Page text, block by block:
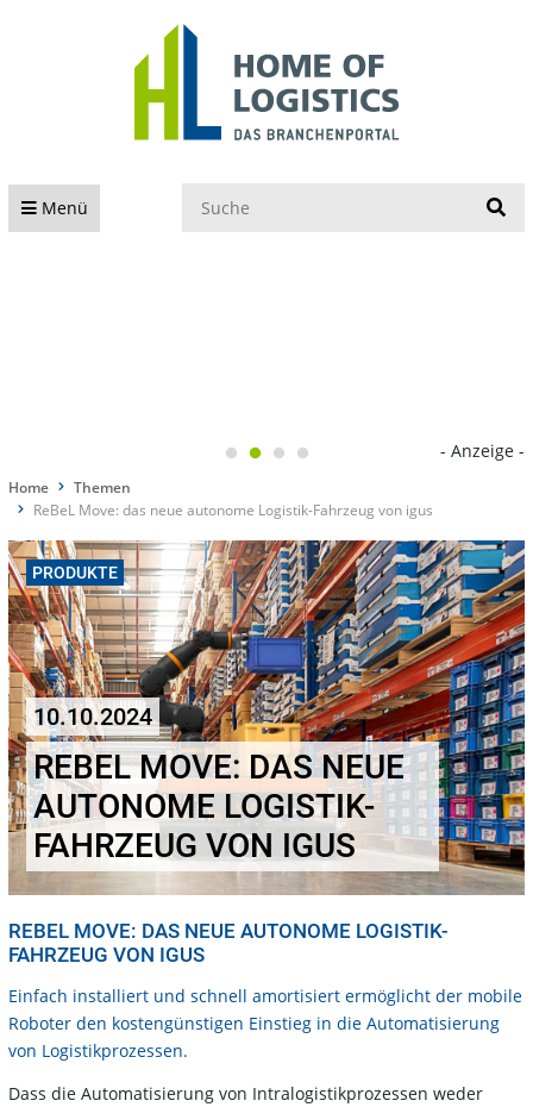
Menü
- Anzeige -
Home
Themen
ReBeL Move: das neue autonome Logistik-Fahrzeug von igus
PRODUKTE
10.10.2024
REBEL MOVE: DAS NEUE
AUTONOME LOGISTIK-
FAHRZEUG VON IGUS
REBEL MOVE: DAS NEUE AUTONOME LOGISTIK-
FAHRZEUG VON IGUS
Einfach installiert und schnell amortisiert ermöglicht der mobile
Roboter den kostengünstigen Einstieg in die Automatisierung
von Logistikprozessen.
Dass die Automatisierung von Intralogistikprozessen weder